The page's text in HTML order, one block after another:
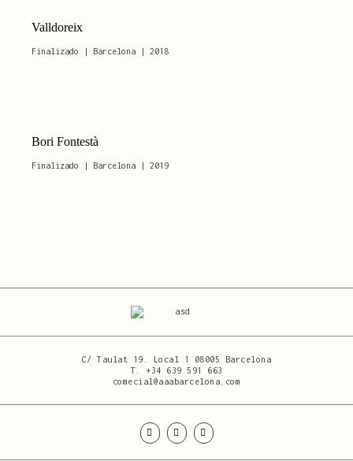
Valldoreix
Finalizado | Barcelona | 2018
Bori Fontestà
Finalizado | Barcelona | 2019
C/ Taulat 19. Local 1 08005 Barcelona
T. +34 639 591 663
comecial@aaabarcelona.com